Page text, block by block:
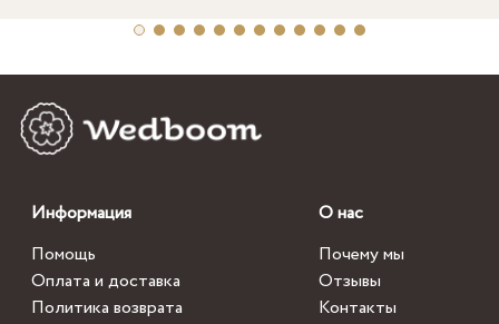
Информация
Помощь
Оплата и доставка
Политика возврата
О нас
Почему мы
Отзывы
Контакты